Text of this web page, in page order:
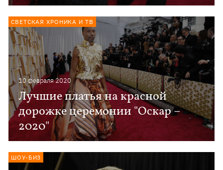
10 февраля 2020
Лучшие платья на красной
дорожке церемонии "Оскар –
2020"
СВЕТСКАЯ ХРОНИКА И ТВ
ШОУ-БИЗ